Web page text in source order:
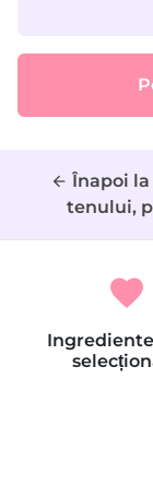
arrow_back Înapoi
tenului,
favorite